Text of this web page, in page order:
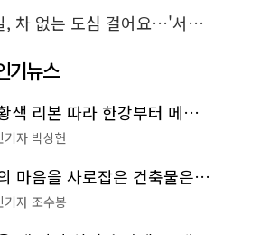
도심 걸어요…'서울 걷자 페스티벌' 선착순 5천명
기뉴스
주황색 리본 따라 한강부터 메타세쿼이아 숲길까지…서울둘레길 15코스
기자 박상현
나의 마음을 사로잡은 건축물은? '서울시 건축상' 수상작 공개!
기자 조수봉